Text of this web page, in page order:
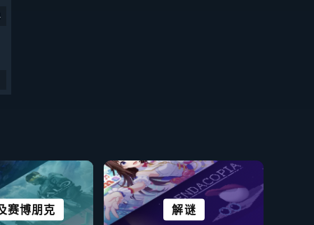
赛博朋克 解谜
模拟 恐怖
定居点 免费开玩
世界 休闲